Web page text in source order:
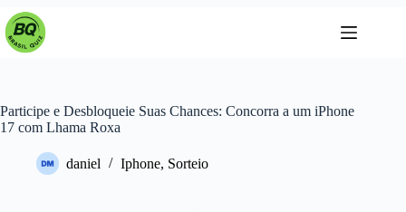
Pular
para
Participe e Desbloqueie Suas Chances: Concorra a um iPhone
17 com Lhama Roxa
daniel Iphone, Sorteio